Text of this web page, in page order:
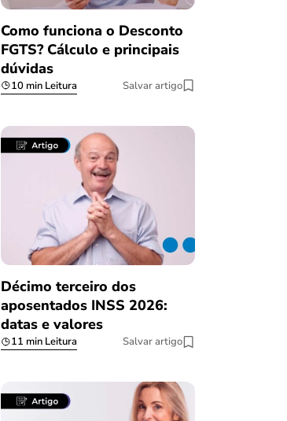
Como funciona o Desconto
FGTS? Cálculo e principais
dúvidas
10 min Leitura Salvar artigo
Décimo terceiro dos
aposentados INSS 2026:
datas e valores
11 min Leitura Salvar artigo